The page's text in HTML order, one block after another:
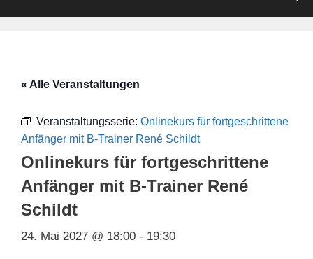
« Alle Veranstaltungen
Veranstaltungsserie: Onlinekurs für fortgeschrittene
Anfänger mit B-Trainer René Schildt
Onlinekurs für fortgeschrittene
Anfänger mit B-Trainer René
Schildt
24. Mai 2027 @ 18:00 - 19:30